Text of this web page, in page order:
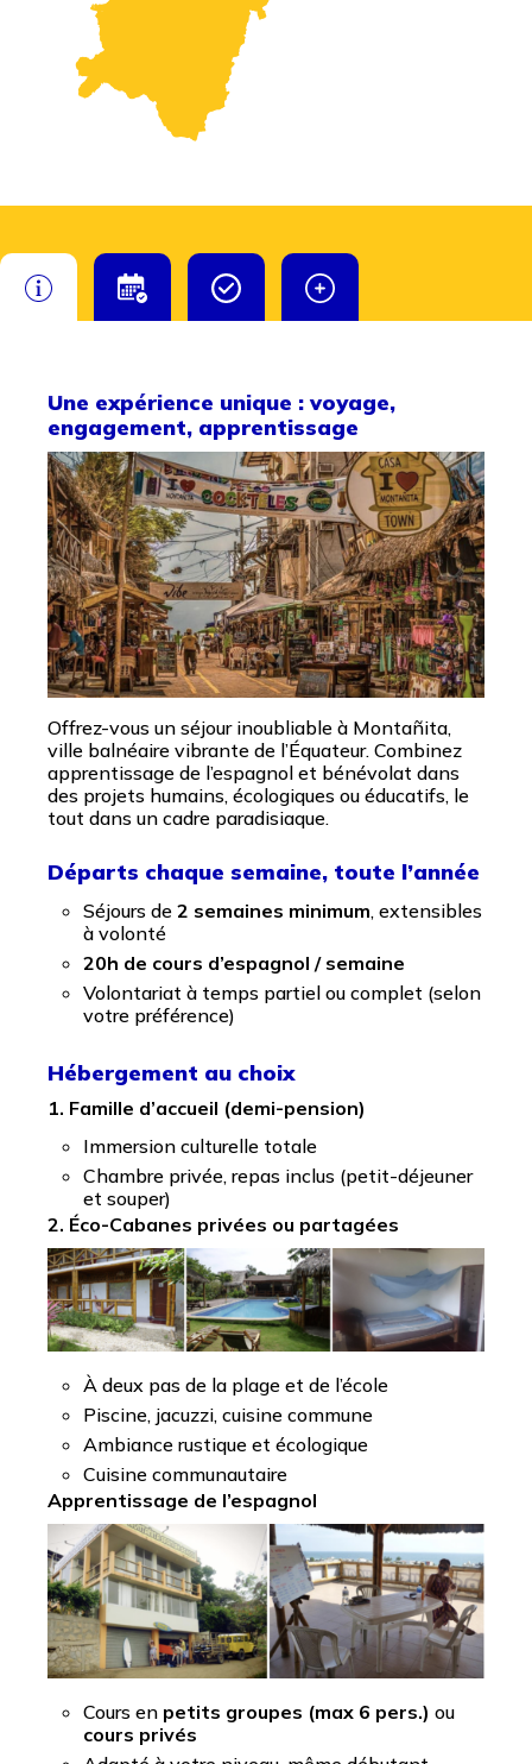
Une expérience unique : voyage,
engagement, apprentissage
Offrez-vous un séjour inoubliable à Montañita,
ville balnéaire vibrante de l’Équateur. Combinez
apprentissage de l’espagnol et bénévolat dans
des projets humains, écologiques ou éducatifs, le
tout dans un cadre paradisiaque.
Départs chaque semaine, toute l’année
Séjours de 2 semaines minimum, extensibles
à volonté
20h de cours d’espagnol / semaine
Volontariat à temps partiel ou complet (selon
votre préférence)
Hébergement au choix
1. Famille d’accueil (demi-pension)
Immersion culturelle totale
Chambre privée, repas inclus (petit-déjeuner
et souper)
2. Éco-Cabanes privées ou partagées
À deux pas de la plage et de l’école
Piscine, jacuzzi, cuisine commune
Ambiance rustique et écologique
Cuisine communautaire
Apprentissage de l’espagnol
Cours en petits groupes (max 6 pers.) ou
cours privés